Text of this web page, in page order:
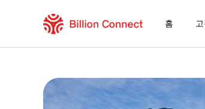
홈
현재 목적지가 포함된 지역 요금
eSIM을 즐기는 방법